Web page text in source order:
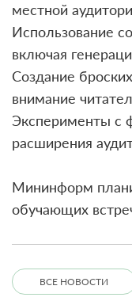
местной
Использование
включая
Создание
внимание
Эксперименты с
расширения
Мининформ
обучающих
ВСЕ НОВОСТИ